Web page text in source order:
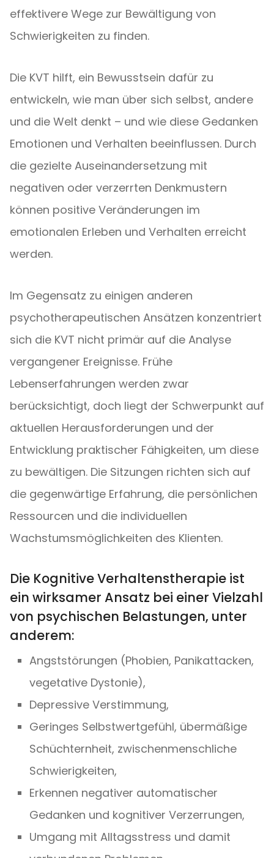
effektivere Wege zur Bewältigung von
Schwierigkeiten zu finden.
Die KVT hilft, ein Bewusstsein dafür zu
entwickeln, wie man über sich selbst, andere
und die Welt denkt – und wie diese Gedanken
Emotionen und Verhalten beeinflussen. Durch
die gezielte Auseinandersetzung mit
negativen oder verzerrten Denkmustern
können positive Veränderungen im
emotionalen Erleben und Verhalten erreicht
werden.
Im Gegensatz zu einigen anderen
psychotherapeutischen Ansätzen konzentriert
sich die KVT nicht primär auf die Analyse
vergangener Ereignisse. Frühe
Lebenserfahrungen werden zwar
berücksichtigt, doch liegt der Schwerpunkt auf
aktuellen Herausforderungen und der
Entwicklung praktischer Fähigkeiten, um diese
zu bewältigen. Die Sitzungen richten sich auf
die gegenwärtige Erfahrung, die persönlichen
Ressourcen und die individuellen
Wachstumsmöglichkeiten des Klienten.
Die Kognitive Verhaltenstherapie ist
ein wirksamer Ansatz bei einer Vielzahl
von psychischen Belastungen, unter
anderem:
Angststörungen (Phobien, Panikattacken,
vegetative Dystonie),
Depressive Verstimmung,
Geringes Selbstwertgefühl, übermäßige
Schüchternheit, zwischenmenschliche
Schwierigkeiten,
Erkennen negativer automatischer
Gedanken und kognitiver Verzerrungen,
Umgang mit Alltagsstress und damit